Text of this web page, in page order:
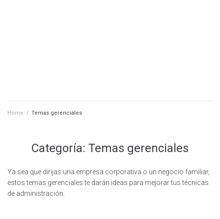
Home / Temas gerenciales
Categoría: Temas gerenciales
Ya sea que dirijas una empresa corporativa o un negocio familiar,
estos temas gerenciales te darán ideas para mejorar tus técnicas
de administración.